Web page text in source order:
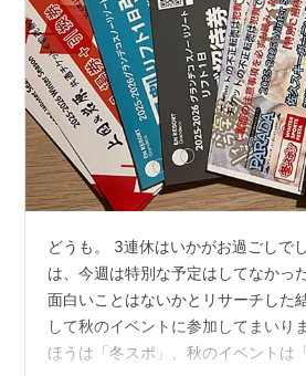
どうも。 3連休はいかがお過ごしで
は、今週は特別な予定はしてなかっ
面白いことはないかとリサーチした
して秋のイベントに参加してまいり
ほうは「冬スポ」、秋のイベントは